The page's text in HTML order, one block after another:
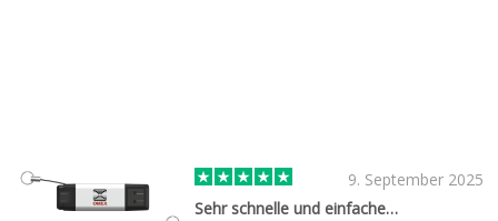
9. September 2025
Sehr schnelle und einfache…